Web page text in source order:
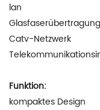
lan
Catv-Netzwerk
Funktion:
kompaktes Design